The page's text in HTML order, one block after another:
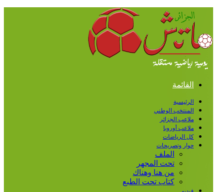
القائمة
الرئيسية
المنتخب الوطني
ملاعب الجزائر
ملاعب أوروبا
كل الرياضات
حوار وتصريحات
الملف
تحت المجهر
من هنا وهناك
كتاب تحت الطبع